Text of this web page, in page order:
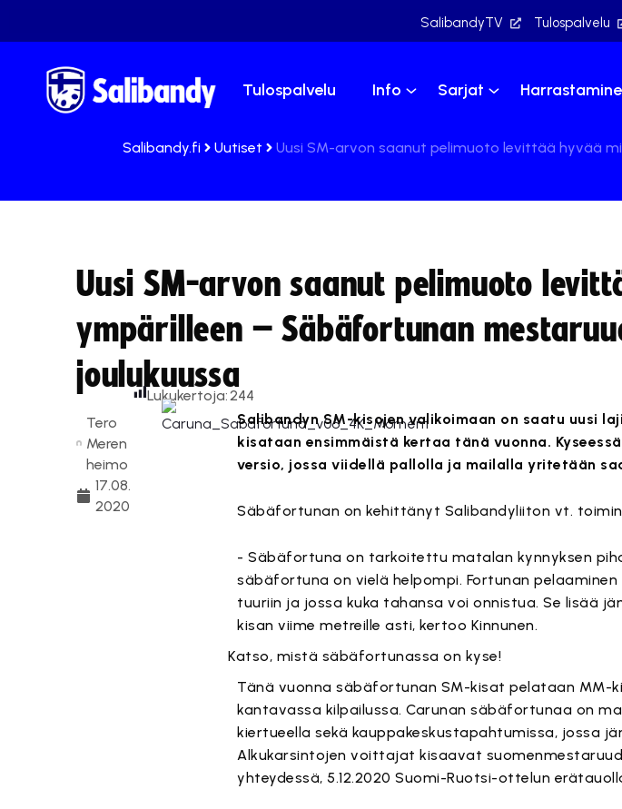
SalibandyTV Tulospalvelu
Tulospalvelu Info Sarjat
Salibandy.fi Uutiset Uusi SM-arvon saanut pelimuoto levittää hyvää
Uusi SM-arvon saanut pelimuoto
ympärilleen – Säbäfortunan
joulukuussa
Tero
Meren
heimo
17.08.
2020
Lukukertoja:244
Salibandyn SM-kisojen valikoimaan on saatu uusi
kisataan ensimmäistä kertaa tänä vuonna.
versio, jossa viidellä pallolla ja mailalla yritetään
Säbäfortunan on kehittänyt Salibandyliiton vt.
- Säbäfortuna on tarkoitettu matalan kynnyksen
säbäfortuna on vielä helpompi. Fortunan
tuuriin ja jossa kuka tahansa voi onnistua. Se lisää
kisan viime metreille asti, kertoo Kinnunen.
Tämä sisältö on estetty, koska se
Hyväksy
Katso, mistä säbäfortunassa on kyse!
Tänä vuonna säbäfortunan SM-kisat pelataan MM-
kantavassa kilpailussa. Carunan säbäfortunaa on
kiertueella sekä kauppakeskustapahtumissa, jossa
Alkukarsintojen voittajat kisaavat
yhteydessä, 5.12.2020 Suomi-Ruotsi-ottelun